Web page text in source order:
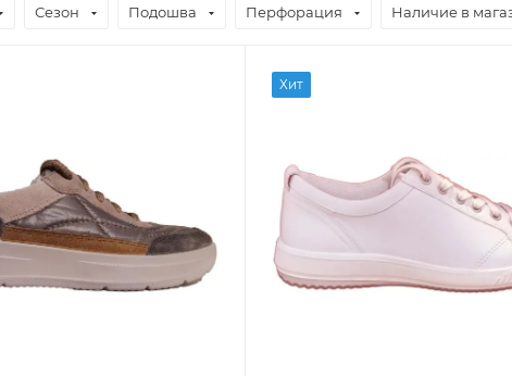
Сезон Подошва Перфорация Наличие в
Хит